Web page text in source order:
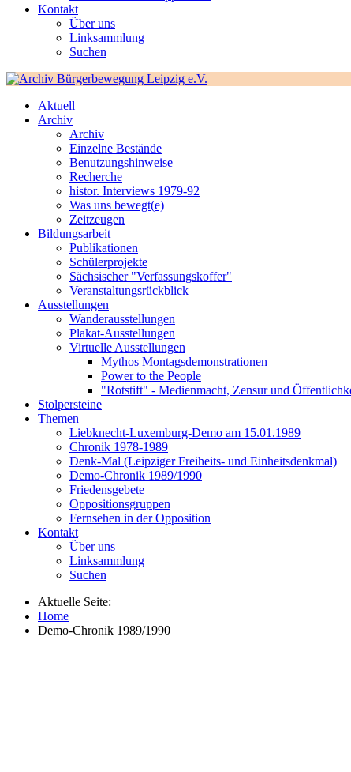
Kontakt
Über uns
Linksammlung
Suchen
Aktuell
Archiv
Archiv
Einzelne Bestände
Benutzungshinweise
Recherche
histor. Interviews 1979-92
Was uns bewegt(e)
Zeitzeugen
Bildungsarbeit
Publikationen
Schülerprojekte
Sächsischer "Verfassungskoffer"
Veranstaltungsrückblick
Ausstellungen
Wanderausstellungen
Plakat-Ausstellungen
Virtuelle Ausstellungen
Mythos Montagsdemonstrationen
Power to the People
"Rotstift" - Medienmacht, Zensur und
Stolpersteine
Themen
Liebknecht-Luxemburg-Demo am 15.01.1989
Chronik 1978-1989
Denk-Mal (Leipziger Freiheits- und Einheitsdenkmal)
Demo-Chronik 1989/1990
Friedensgebete
Oppositionsgruppen
Fernsehen in der Opposition
Kontakt
Über uns
Linksammlung
Suchen
Aktuelle Seite:
Home |
Demo-Chronik 1989/1990